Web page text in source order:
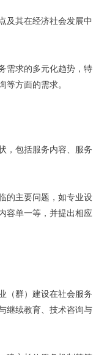
及其在经济社会发展中
需求的多元化趋势，特
等方面的需求。
，包括服务内容、服务
的主要问题，如专业设
容单一等，并提出相应
（群）建设在社会服务
继续教育、技术咨询与